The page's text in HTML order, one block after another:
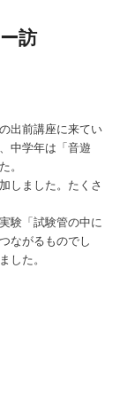
訪
出前講座に来てい
中学年は「音遊
。
しました。たくさ
験「試験管の中に
ながるものでし
した。